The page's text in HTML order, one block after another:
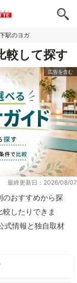
駅のヨガ
較して探す
最終更新日：2026/08/07
おすすめから探
したりできま
式情報と独自取材